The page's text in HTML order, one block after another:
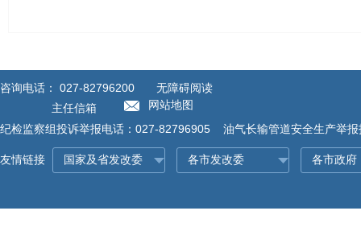
咨询电话： 027-82796200
无障碍阅读
主任信箱
网站地图
纪检监察组投诉举报电话：027-82796905 油气长输管道安全生产举
友情链接